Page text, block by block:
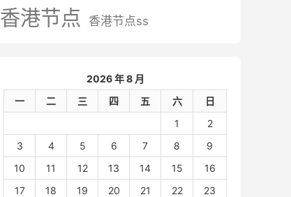
香港节点 香港节点ss
2026 年 8 月
一
二 三 四 五 六
日
1
2
3
4 5 6 7 8
9
10
11 12 13 14 15
16
17
18 19 20 21 22
23